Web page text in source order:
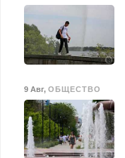
9 Авг, ОБЩЕСТВО